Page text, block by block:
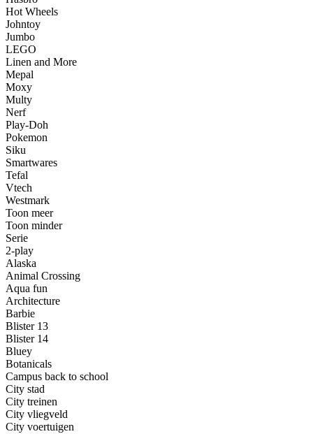
Hot Wheels
Johntoy
Jumbo
LEGO
Linen and More
Mepal
Moxy
Multy
Nerf
Play-Doh
Pokemon
Siku
Smartwares
Tefal
Vtech
Westmark
Toon meer
Toon minder
Serie
2-play
Alaska
Animal Crossing
Aqua fun
Architecture
Barbie
Blister 13
Blister 14
Bluey
Botanicals
Campus back to school
City stad
City treinen
City vliegveld
City voertuigen